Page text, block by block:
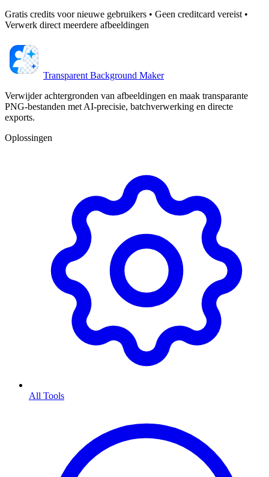
Gratis credits voor nieuwe gebruikers • Geen creditcard vereist •
Verwerk direct meerdere afbeeldingen
Transparent Background Maker
Verwijder achtergronden van afbeeldingen en maak transparante
PNG-bestanden met AI-precisie, batchverwerking en directe
exports.
Oplossingen
All Tools